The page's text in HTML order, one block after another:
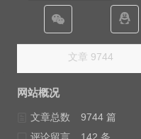
文章 9744
网站概况
文章总数
9744 篇